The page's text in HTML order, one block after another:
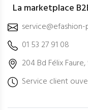
La marketplace
service@efashion-
01 53 27 91 08
204 Bd Félix
Service client